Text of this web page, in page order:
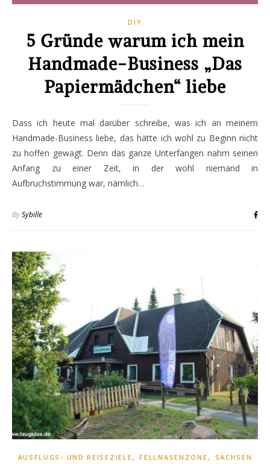
DIY
5 Gründe warum ich mein
Handmade-Business „Das
Papiermädchen“ liebe
Dass ich heute mal darüber schreibe, was ich an meinem
Handmade-Business liebe, das hätte ich wohl zu Beginn nicht
zu hoffen gewagt. Denn das ganze Unterfangen nahm seinen
Anfang zu einer Zeit, in der wohl niemand in
Aufbruchstimmung war, nämlich…
BySybille
AUSFLUGS- UND REISEZIELE,FELLNASENZONE , SACHSEN